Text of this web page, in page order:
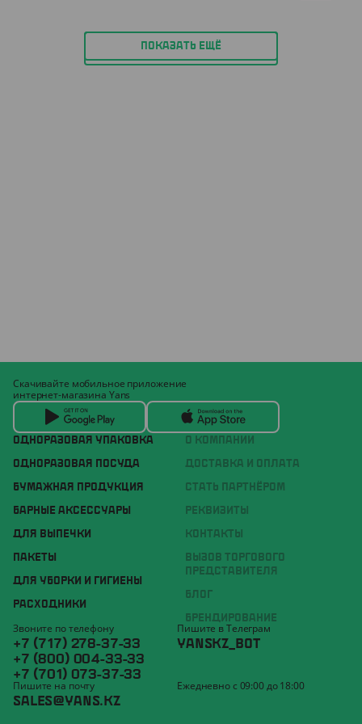
ПОКАЗАТЬ ЕЩЁ
ОДНОРАЗОВАЯ УПАКОВКА
ОДНОРАЗОВАЯ ПОСУДА
БУМАЖНАЯ ПРОДУКЦИЯ
БАРНЫЕ АКСЕССУАРЫ
ДЛЯ ВЫПЕЧКИ
ПАКЕТЫ
ДЛЯ УБОРКИ И ГИГИЕНЫ
РАСХОДНИКИ
О КОМПАНИИ
ДОСТАВКА И ОПЛАТА
СТАТЬ ПАРТНЁРОМ
РЕКВИЗИТЫ
КОНТАКТЫ
ВЫЗОВ ТОРГОВОГО
ПРЕДСТАВИТЕЛЯ
БЛОГ
БРЕНДИРОВАНИЕ
Скачивайте мобильное приложение
интернет-магазина Yans
Звоните по телефону
+7 (717) 278-37-33
+7 (800) 004-33-33
+7 (701) 073-37-33
Пишите в Телеграм
YANSKZ_BOT
Пишите на почту
SALES@YANS.KZ
Ежедневно с 09:00 до 18:00